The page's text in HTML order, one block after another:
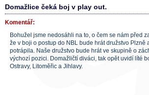
Domažlice čeká boj v play out.
Komentář:
Bohužel jsme nedosáhli na to, o čem se nám před
že v boji o postup do NBL bude hrát družstvo
potrápila. Naše družstvo bude hrát ve skupině o
výchozí pozici. Domažličtí diváci, tak opět uvidí líté
Ostravy, Litoměřic a Jihlavy.